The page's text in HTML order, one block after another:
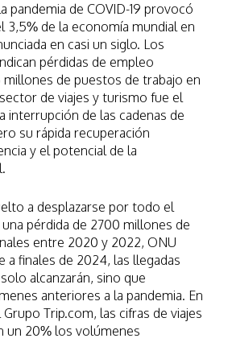
pandemia de COVID-19 provocó
3,5% de la economía mundial en
en casi un siglo. Los
pérdidas de empleo
de puestos de trabajo en
de viajes y turismo fue el
interrupción de las cadenas de
su rápida recuperación
y el potencial de la
a desplazarse por todo el
pérdida de 2700 millones de
entre 2020 y 2022, ONU
a finales de 2024, las llegadas
alcanzarán, sino que
anteriores a la pandemia. En
Trip.com, las cifras de viajes
un 20% los volúmenes